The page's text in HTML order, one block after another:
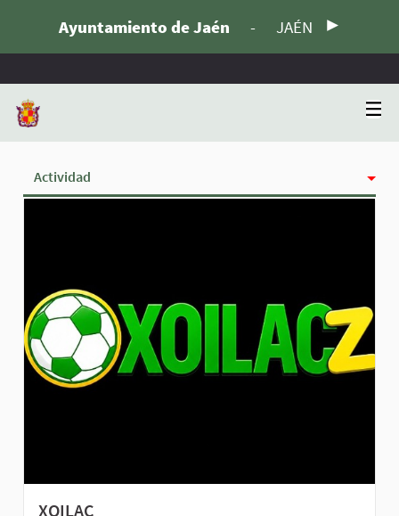
Ayuntamiento de Jaén - JAÉN
Actividad
Seguidoras
Grupos
XOILAC